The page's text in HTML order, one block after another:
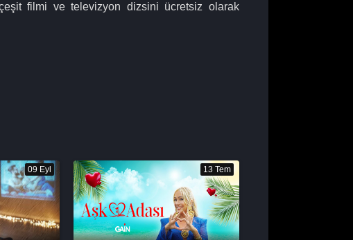
filmi ve televizyon dizsini ücretsiz olarak
09 Eyl 13 Tem